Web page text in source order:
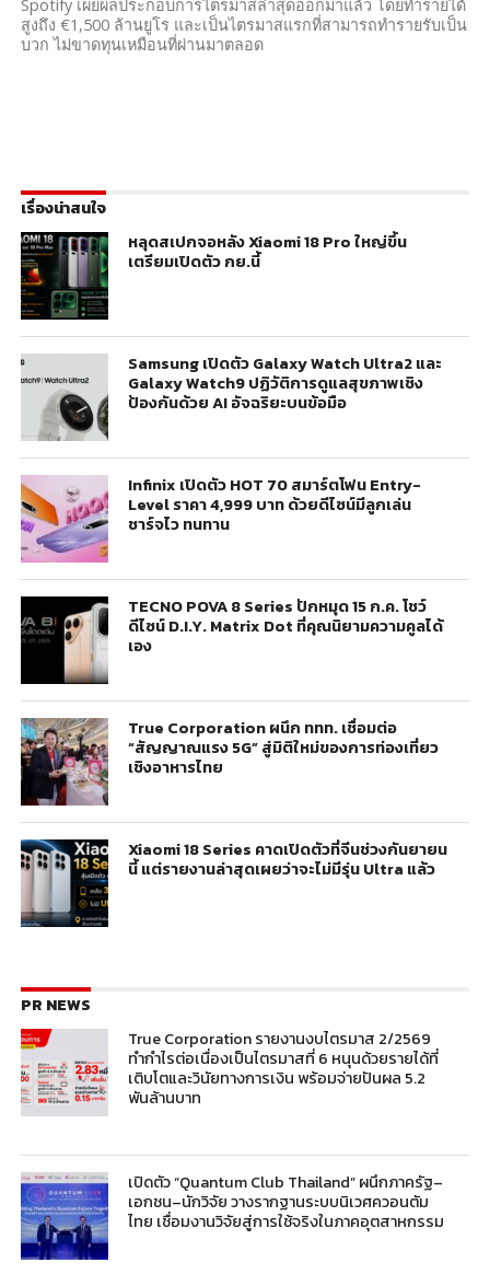
Spotify เผยผลประกอบการไตรมาสล่าสุดออกมาแล้ว โดยทำรายได้
สูงถึง €1,500 ล้านยูโร และเป็นไตรมาสแรกที่สามารถทำรายรับเป็น
บวก ไม่ขาดทุนเหมือนที่ผ่านมาตลอด
เรื่องน่าสนใจ
หลุดสเปกจอหลัง Xiaomi 18 Pro ใหญ่ขึ้น
เตรียมเปิดตัว กย.นี้
Samsung เปิดตัว Galaxy Watch Ultra2 และ
Galaxy Watch9 ปฏิวัติการดูแลสุขภาพเชิง
ป้องกันด้วย AI อัจฉริยะบนข้อมือ
Infinix เปิดตัว HOT 70 สมาร์ตโฟน Entry-
Level ราคา 4,999 บาท ด้วยดีไซน์มีลูกเล่น
ชาร์จไว ทนทาน
TECNO POVA 8 Series ปักหมุด 15 ก.ค. โชว์
ดีไซน์ D.I.Y. Matrix Dot ที่คุณนิยามความคูลได้
เอง
True Corporation ผนึก ททท. เชื่อมต่อ
“สัญญาณแรง 5G” สู่มิติใหม่ของการท่องเที่ยว
เชิงอาหารไทย
Xiaomi 18 Series คาดเปิดตัวที่จีนช่วงกันยายน
นี้ แต่รายงานล่าสุดเผยว่าจะไม่มีรุ่น Ultra แล้ว
PR NEWS
True Corporation รายงานงบไตรมาส 2/2569
ทำกำไรต่อเนื่องเป็นไตรมาสที่ 6 หนุนด้วยรายได้ที่
เติบโตและวินัยทางการเงิน พร้อมจ่ายปันผล 5.2
พันล้านบาท
เปิดตัว “Quantum Club Thailand” ผนึกภาครัฐ–
เอกชน–นักวิจัย วางรากฐานระบบนิเวศควอนตัม
ไทย เชื่อมงานวิจัยสู่การใช้จริงในภาคอุตสาหกรรม